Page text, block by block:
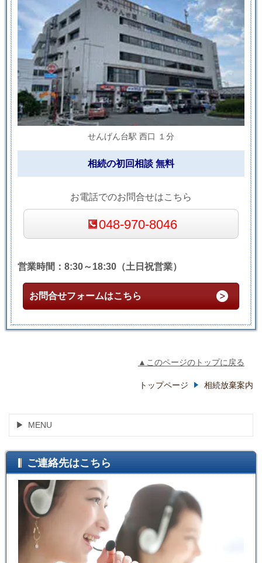
せんげん台駅 西口 １分
相続の初回相談 無料
お電話でのお問合せはこちら
048-970-8046
営業時間：8:30～18:30（土日祝営業）
お問合せフォームはこちら
▲このページのトップに戻る
トップページ 相続放棄案内
MENU
ご連絡先はこちら